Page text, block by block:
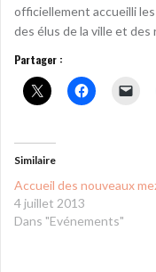
officiellement accueilli
des élus de la ville et
Partager :
Similaire
Accueil des nouveaux
4 juillet 2013
Dans "Evénements"